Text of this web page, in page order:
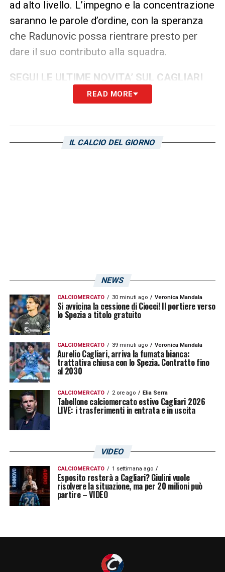
ad alto livello. L’impegno e la concentrazione
saranno le parole d’ordine, con la speranza
che Radunovic possa rientrare presto per
dare il suo contributo alla squadra.
SEGUI LE ULTIME NOVITA’ SUL CAGLIARI
READ MORE
IL CALCIO DEL GIORNO
NEWS
CALCIOMERCATO 30 minuti ago Veronica Mandala
Si avvicina la cessione di Ciocci! Il portiere verso
lo Spezia a titolo gratuito
CALCIOMERCATO 39 minuti ago Veronica Mandala
Aurelio Cagliari, arriva la fumata bianca:
trattativa chiusa con lo Spezia. Contratto fino
al 2030
CALCIOMERCATO 2 ore ago Elia Serra
Tabellone calciomercato estivo Cagliari 2026
LIVE: i trasferimenti in entrata e in uscita
VIDEO
CALCIOMERCATO 1 settimana ago
Esposito resterà a Cagliari? Giulini vuole
risolvere la situazione, ma per 20 milioni può
partire – VIDEO